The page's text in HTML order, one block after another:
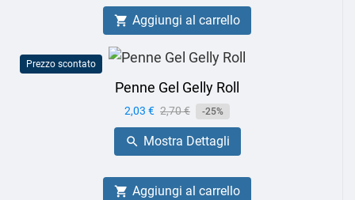
 Aggiungi al carrello
Prezzo scontato
Penne Gel Gelly Roll
Prezzo
2,03 € Prezzo
base
2,70 € -25%
 Mostra Dettagli
 Aggiungi al carrello